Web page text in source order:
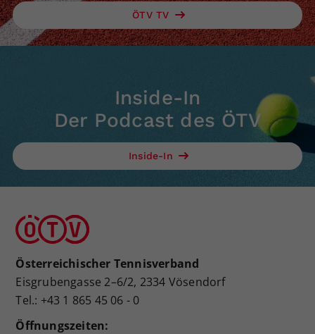
ÖTV TV
Inside-In
Der Podcast des ÖTV
Inside-In
Österreichischer Tennisverband
Eisgrubengasse 2–6/2, 2334 Vösendorf
Tel.: +43 1 865 45 06 - 0
Öffnungszeiten: